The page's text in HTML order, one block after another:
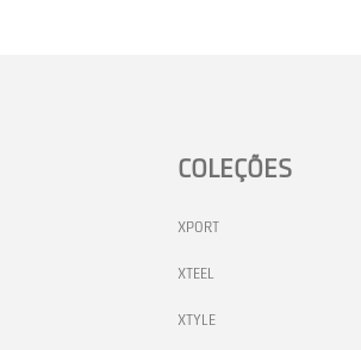
COLEÇÕES
XPORT
XTEEL
XTYLE